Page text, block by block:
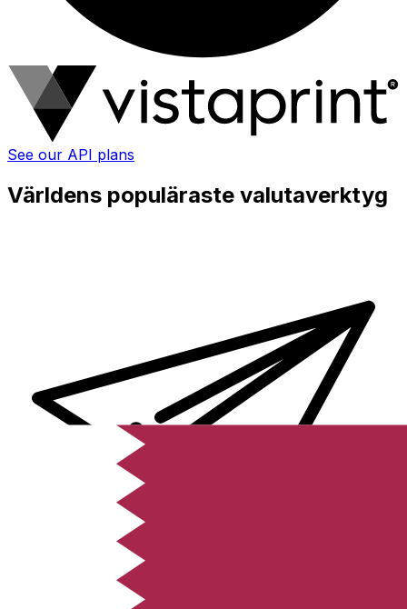
See our API plans
Världens populäraste valutaverktyg